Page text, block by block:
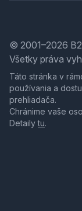
© 2001–2026
Všetky práva
Táto stránka v
používania a
prehliadača.
Chránime vaše
Detailytu.